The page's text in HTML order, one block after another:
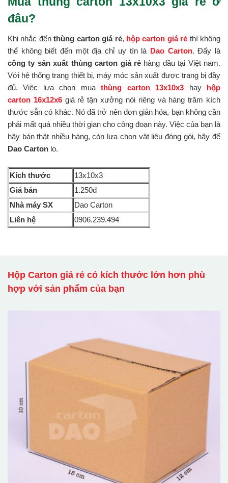
đâu?
Khi nhắc đếnthùng carton giá rẻ, hộp carton giá rẻ thì không
thể không biết đến một địa chỉ uy tín là Dao Carton. Đấy là
công ty sản xuất thùng carton giá rẻhàng đầu tại Việt nam.
Với hệ thống trang thiết bị, máy móc sản xuất được trang bị đầy
đủ. Việc lựa chọn muathùng carton 13x10x3 hay hộp
carton 16x12x6giá rẻ tận xưởng nói riêng và hàng trăm kích
thước sẵn có khác. Nó đã trở nên đơn giản hóa, bạn không cần
phải mất quá nhiều thời gian cho công đoạn này. Việc của bạn là
hãy bán thật nhiều hàng, còn lựa chọn vật liệu đóng gói, hãy để
Dao Carton lo.
Kích thước
13x10x3
Giá bán
1.250đ
Nhà máy SX
Dao Carton
Liên hệ
0906.239.494
Hộp Carton giá rẻ có kích thước lớn hơn phù
hợp với sản phẩm của bạn